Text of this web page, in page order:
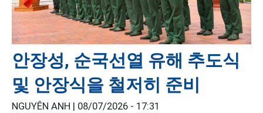
안장성, 순국선열 유해 추도식
및 안장식을 철저히 준비
NGUYÊN ANH | 08/07/2026 - 17:31